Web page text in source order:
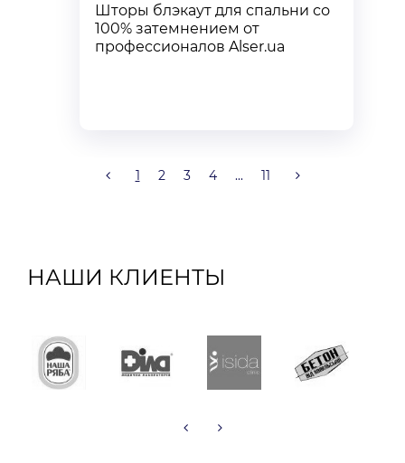
Шторы блэкаут для спальни со
100% затемнением от
профессионалов Alser.ua
1 2 3 4 ... 11
НАШИ КЛИЕНТЫ